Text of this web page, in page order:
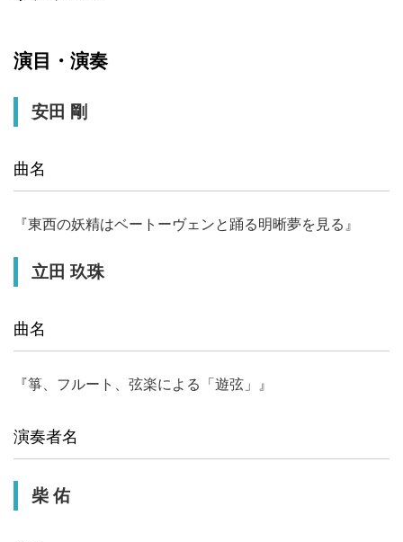
演目・演奏
安田 剛
曲名
『東西の妖精はベートーヴェンと踊る明晰夢を見る』
立田 玖珠
曲名
『箏、フルート、弦楽による「遊弦」』
演奏者名
柴 佑